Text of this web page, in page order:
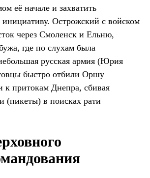
её начале и захватить
инициативу. Острожский с войском
через Смоленск и Ельню,
где по слухам была
русская армия (Юрия
быстро отбили Оршу
притокам Днепра, сбивая
(пикеты) в поисках рати